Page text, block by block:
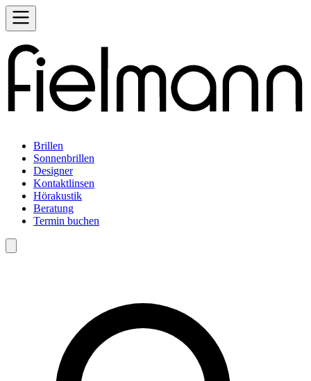
Brillen
Sonnenbrillen
Designer
Kontaktlinsen
Hörakustik
Beratung
Termin buchen